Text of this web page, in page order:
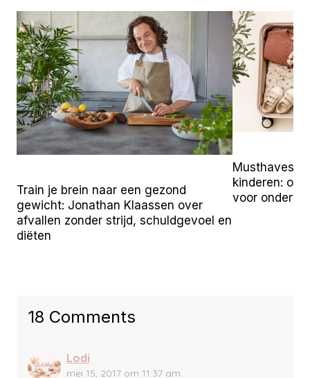
Train je brein naar een gezond
gewicht: Jonathan Klaassen over
afvallen zonder strijd, schuldgevoel en
diëten
Musthaves
kinderen:
voor
18 Comments
Lodi
mei 15, 2017 om 11:37 am